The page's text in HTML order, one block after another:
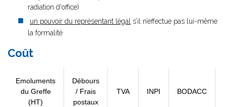
radiation d'office)
un pouvoir du représentant légal s’il n’effectue pas lui-même
la formalité
Coût
Emoluments
du Greffe
(HT)
Débours
/ Frais
postaux
TVA INPI BODACC